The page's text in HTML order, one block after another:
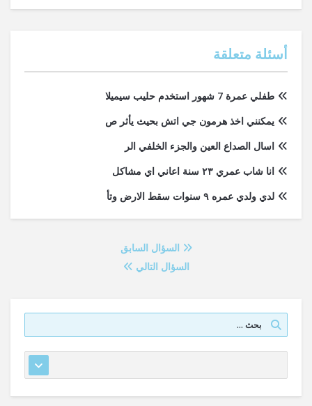
أسئلة متعلقة
طفلي عمرة 7 شهور استخدم حليب سيميلا
يمكنني اخذ هرمون جي اتش بحيث يأثر ص
اسال الصداع العين والجزء الخلفي الر
انا شاب عمري ٢٣ سنة اعاني اي مشاكل
لدي ولدي عمره ٩ سنوات سقط الارض وتأ
السؤال السابق
السؤال التالي